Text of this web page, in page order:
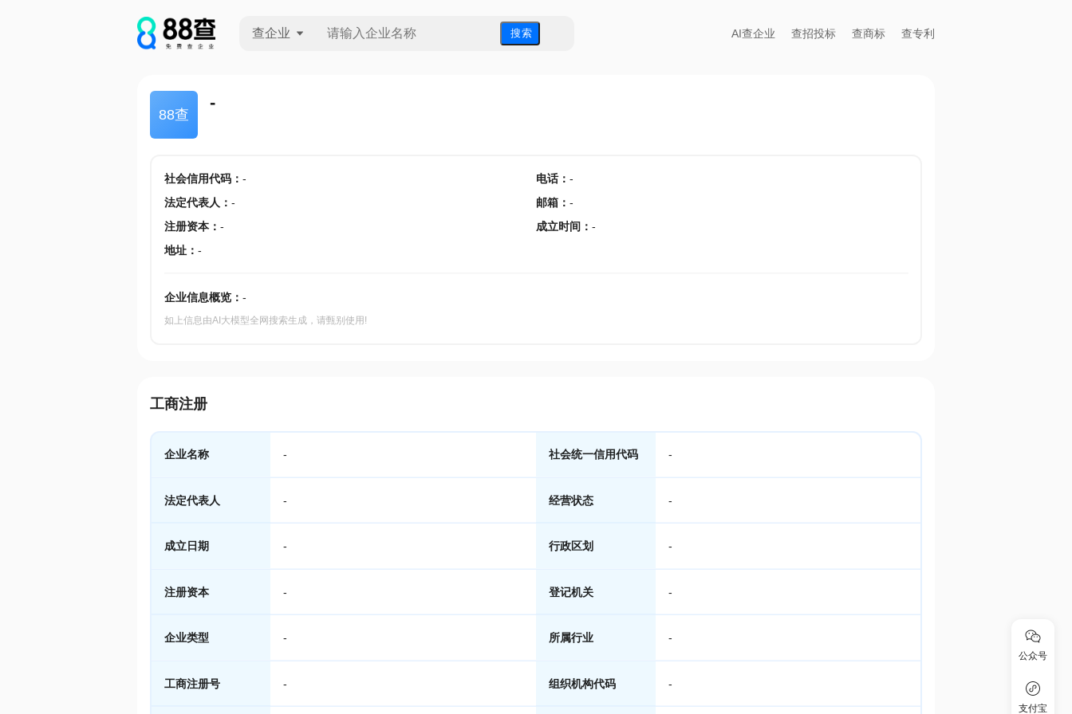
查企业 搜 索 AI查企业 查招投标 查商标 查专利
88查
-
社会信用代码： - 电话： -
法定代表人 ： - 邮箱 ： -
注册资本： - 成立时间 ： -
地址： -
企业信息概览： -
如上信息由AI大模型全网搜索生成，请甄别使用!
工商注册
企业名称 - 社会统一信用代码 -
法定代表人 - 经营状态 -
成立日期 - 行政区划 -
注册资本 - 登记机关 -
企业类型 - 所属行业 -
工商注册号 - 组织机构代码 -
公众号
支付宝